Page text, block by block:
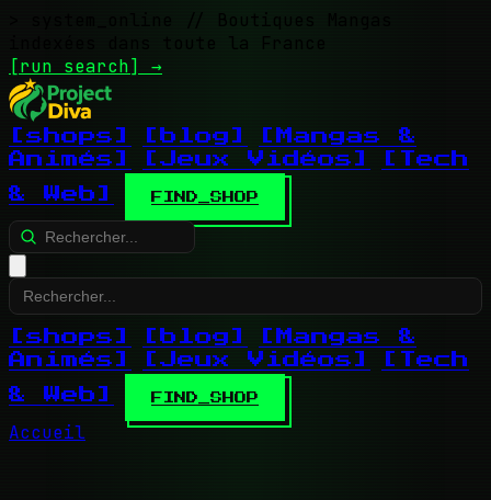
// Boutiques Mangas
indexées dans toute la France
[run search] →
[shops] [blog]
[Mangas &
Animés]
[Jeux Vidéos]
[Tech
& Web]
FIND_SHOP
[shops] [blog]
[Mangas &
Animés]
[Jeux Vidéos]
[Tech
& Web]
FIND_SHOP
Accueil